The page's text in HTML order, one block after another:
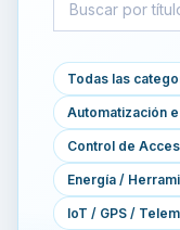
Todas las
Automatización
Control de
Energía /
IoT / GPS /